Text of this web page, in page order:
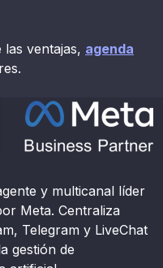
ventajas, agenda
y multicanal líder
Meta. Centraliza
Telegram y LiveChat
gestión de